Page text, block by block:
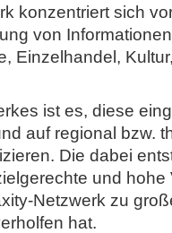
konzentriert sich
von
Einzelhandel,
ist es, diese
auf regional bzw.
Die dabei
und hohe
Netzwerk zu
hat.